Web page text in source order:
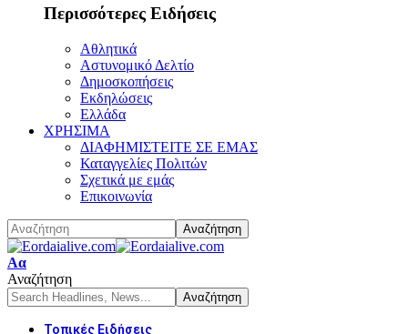
Περισσότερες Ειδήσεις
Αθλητικά
Αστυνομικό Δελτίο
Δημοσκοπήσεις
Εκδηλώσεις
Ελλάδα
ΧΡΗΣΙΜΑ
ΔΙΑΦΗΜΙΣΤΕΙΤΕ ΣΕ ΕΜΑΣ
Καταγγελίες Πολιτών
Σχετικά με εμάς
Επικοινωνία
Font
Resizer
Αα
Αναζήτηση
Τοπικές Ειδήσεις